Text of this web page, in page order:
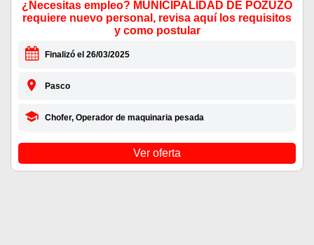
¿Necesitas empleo? MUNICIPALIDAD DE POZUZO
requiere nuevo personal, revisa aquí los requisitos
y como postular
Finalizó el 26/03/2025
Pasco
Chofer, Operador de maquinaria pesada
Ver oferta